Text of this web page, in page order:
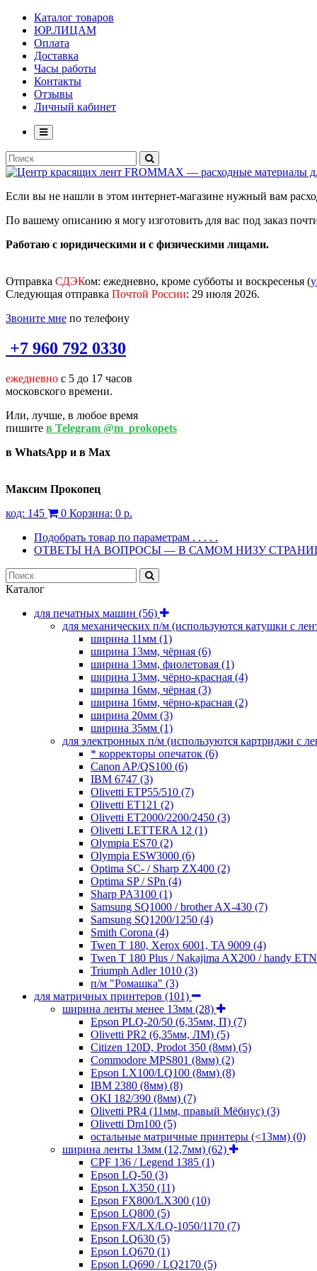
Каталог товаров
ЮР.ЛИЦАМ
Оплата
Доставка
Часы работы
Контакты
Отзывы
Личный кабинет
Если вы не нашли в этом интернет-магазине нужный вам
По вашему описанию я могу изготовить для вас под заказ
Работаю с юридическими и с физическими лицами.
Отправка СДЭКом: ежедневно, кроме субботы и воскресенья (
Следующая отправка Почтой России: 29 июля 2026.
Звоните мне по телефону
+7 960 792 0330
ежедневно с 5 до 17 часов
московского времени.
Или, лучше, в любое время
пишите в Telegram @m_prokopets
в WhatsApp и в Max
Максим Прокопец
код: 145 0 Корзина: 0 р.
Подобрать товар по параметрам . . . . .
ОТВЕТЫ НА ВОПРОСЫ — В САМОМ НИЗУ
Каталог
для печатных машин (56)
для механических п/м (используются катушки с
ширина 11мм (1)
ширина 13мм, чёрная (6)
ширина 13мм, фиолетовая (1)
ширина 13мм, чёрно-красная (4)
ширина 16мм, чёрная (3)
ширина 16мм, чёрно-красная (2)
ширина 20мм (3)
ширина 35мм (1)
для электронных п/м (используются картриджи с
* корректоры опечаток (6)
Canon AP/QS100 (6)
IBM 6747 (3)
Olivetti ETP55/510 (7)
Olivetti ET121 (2)
Olivetti ET2000/2200/2450 (3)
Olivetti LETTERA 12 (1)
Olympia ES70 (2)
Olympia ESW3000 (6)
Optima SC- / Sharp ZX400 (2)
Optima SP / SPn (4)
Sharp PA3100 (1)
Samsung SQ1000 / brother AX-430 (7)
Samsung SQ1200/1250 (4)
Smith Corona (4)
Twen T 180, Xerox 6001, TA 9009 (4)
Twen T 180 Plus / Nakajima AX200 / handy
Triumph Adler 1010 (3)
п/м "Ромашка" (3)
для матричных принтеров (101)
ширина ленты менее 13мм (28)
Epson PLQ-20/50 (6,35мм, П) (7)
Olivetti PR2 (6,35мм, ЛМ) (5)
Citizen 120D, Prodot 350 (8мм) (5)
Commodore MPS801 (8мм) (2)
Epson LX100/LQ100 (8мм) (8)
IBM 2380 (8мм) (8)
OKI 182/390 (8мм) (7)
Olivetti PR4 (11мм, правый Мёбиус) (3)
Olivetti Dm100 (5)
остальные матричные принтеры (<13мм) (0)
ширина ленты 13мм (12,7мм) (62)
CPF 136 / Legend 1385 (1)
Epson LQ-50 (3)
Epson LX350 (11)
Epson FX800/LX300 (10)
Epson LQ800 (5)
Epson FX/LX/LQ-1050/1170 (7)
Epson LQ630 (5)
Epson LQ670 (1)
Epson LQ690 / LQ2170 (5)